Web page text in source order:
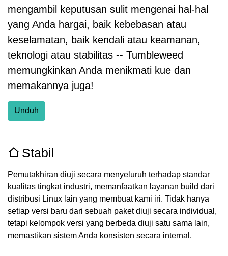
mengambil keputusan sulit mengenai hal-hal
yang Anda hargai, baik kebebasan atau
keselamatan, baik kendali atau keamanan,
teknologi atau stabilitas -- Tumbleweed
memungkinkan Anda menikmati kue dan
memakannya juga!
Unduh
Stabil
Pemutakhiran diuji secara menyeluruh terhadap standar
kualitas tingkat industri, memanfaatkan layanan build dari
distribusi Linux lain yang membuat kami iri. Tidak hanya
setiap versi baru dari sebuah paket diuji secara individual,
tetapi kelompok versi yang berbeda diuji satu sama lain,
memastikan sistem Anda konsisten secara internal.